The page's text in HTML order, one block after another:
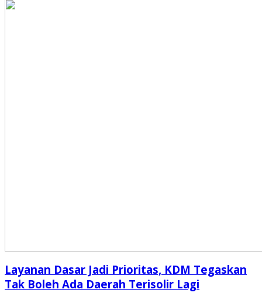
Layanan Dasar Jadi Prioritas, KDM Tegaskan
Tak Boleh Ada Daerah Terisolir Lagi